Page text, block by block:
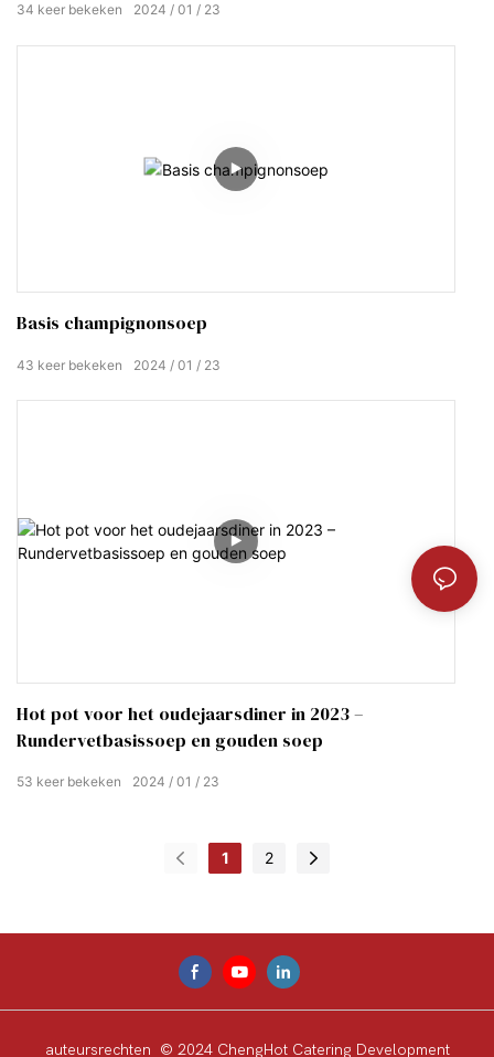
2024 01 23
34 keer bekeken
Basis champignonsoep
2024 01 23
43 keer bekeken
Hot pot voor het oudejaarsdiner in 2023 –
Rundervetbasissoep en gouden soep
2024 01 23
53 keer bekeken
1 2
auteursrechten © 2024 ChengHot Catering Development